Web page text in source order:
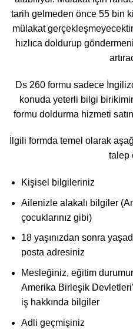
tarih gelmeden önce 55 bin
mülakat
hızlıca doldurup
Ds 260 formu sadece
konuda yeterli bilgi
formu doldurma hizmeti
İlgili formda temel olarak
talep
Kişisel bilgileriniz
Ailenizle alakalı bilgiler
çocuklarınız gibi)
18 yaşınızdan sonra
posta adresiniz
Mesleğiniz, eğitim
Amerika Birleşik
iş hakkında bilgiler
Adli geçmişiniz